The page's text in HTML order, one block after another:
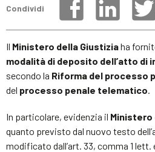
Condividi
Il Ministero della Giustiziaha
modalità di deposito dell’atto di
secondo la Riforma del processo
del processo penale telematico.
In particolare, evidenzia il Ministero
quanto previsto dal nuovo testo
modificato dall’art. 33, comma 1 lett.